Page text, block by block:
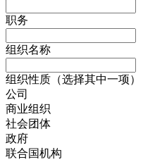
职务
组织名称
组织性质（选择其中一项）
公司
商业组织
社会团体
政府
联合国机构